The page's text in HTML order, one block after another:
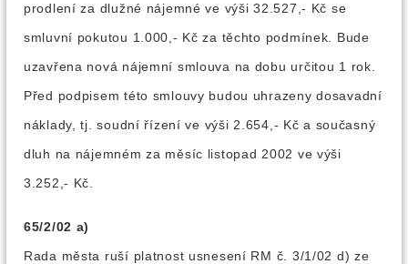
prodlení za dlužné nájemné ve výši 32.527,- Kč se
smluvní pokutou 1.000,- Kč za těchto podmínek. Bude
uzavřena nová nájemní smlouva na dobu určitou 1 rok.
Před podpisem této smlouvy budou uhrazeny dosavadní
náklady, tj. soudní řízení ve výši 2.654,- Kč a současný
dluh na nájemném za měsíc listopad 2002 ve výši
3.252,- Kč.
65/2/02 a)
Rada města ruší platnost usnesení RM č. 3/1/02 d) ze